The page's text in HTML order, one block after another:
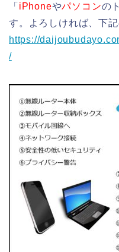
「 iPhoneやパソコンの
す。よろしければ、下
https://
/